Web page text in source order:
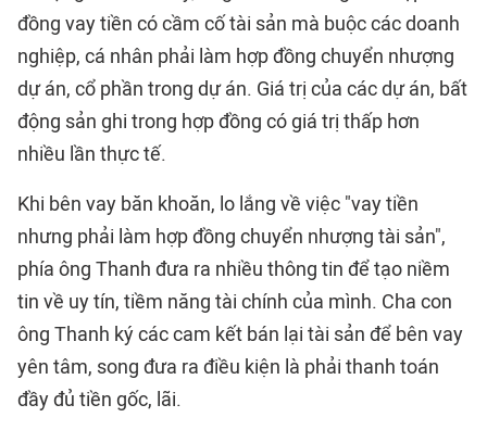
đồng vay tiền có cầm cố tài sản mà buộc các doanh
nghiệp, cá nhân phải làm hợp đồng chuyển nhượng
dự án, cổ phần trong dự án. Giá trị của các dự án, bất
động sản ghi trong hợp đồng có giá trị thấp hơn
nhiều lần thực tế.
Khi bên vay băn khoăn, lo lắng về việc "vay tiền
nhưng phải làm hợp đồng chuyển nhượng tài sản",
phía ông Thanh đưa ra nhiều thông tin để tạo niềm
tin về uy tín, tiềm năng tài chính của mình. Cha con
ông Thanh ký các cam kết bán lại tài sản để bên vay
yên tâm, song đưa ra điều kiện là phải thanh toán
đầy đủ tiền gốc, lãi.